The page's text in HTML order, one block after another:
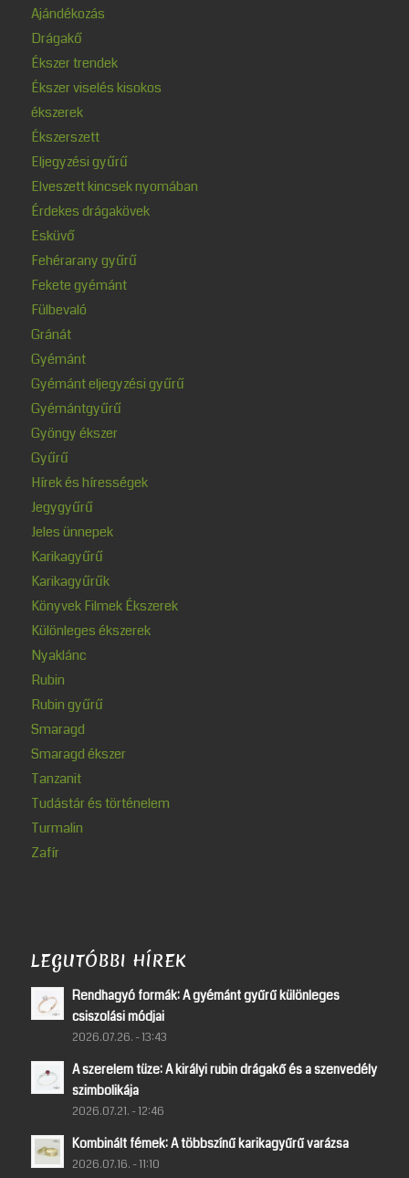
Ajándékozás
Drágakő
Ékszer trendek
Ékszer viselés kisokos
ékszerek
Ékszerszett
Eljegyzési gyűrű
Elveszett kincsek nyomában
Érdekes drágakövek
Esküvő
Fehérarany gyűrű
Fekete gyémánt
Fülbevaló
Gránát
Gyémánt
Gyémánt eljegyzési gyűrű
Gyémántgyűrű
Gyöngy ékszer
Gyűrű
Hírek és hírességek
Jegygyűrű
Jeles ünnepek
Karikagyűrű
Karikagyűrűk
Könyvek Filmek Ékszerek
Különleges ékszerek
Nyaklánc
Rubin
Rubin gyűrű
Smaragd
Smaragd ékszer
Tanzanit
Tudástár és történelem
Turmalin
Zafír
LEGUTÓBBI HÍREK
Rendhagyó formák: A gyémánt gyűrű különleges
csiszolási módjai
2026.07.26. - 13:43
A szerelem tüze: A királyi rubin drágakő és a szenvedély
szimbolikája
2026.07.21. - 12:46
Kombinált fémek: A többszínű karikagyűrű varázsa
2026.07.16. - 11:10